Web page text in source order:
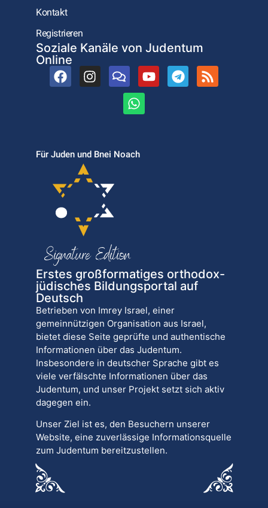
Kontakt
Registrieren
Soziale Kanäle von Judentum
Online
Für Juden und Bnei Noach
Erstes großformatiges orthodox-
jüdisches Bildungsportal auf
Deutsch
Betrieben von Imrey Israel, einer
gemeinnützigen Organisation aus Israel,
bietet diese Seite geprüfte und authentische
Informationen über das Judentum.
Insbesondere in deutscher Sprache gibt es
viele verfälschte Informationen über das
Judentum, und unser Projekt setzt sich aktiv
dagegen ein.
Unser Ziel ist es, den Besuchern unserer
Website, eine zuverlässige Informationsquelle
zum Judentum bereitzustellen.